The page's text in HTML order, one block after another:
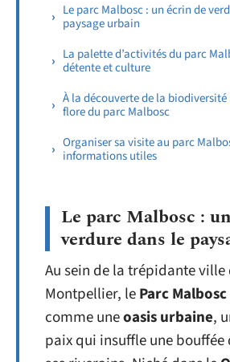
Le parc Malbosc : un écrin de
paysage urbain
La palette d’activités du parc
détente et culture
À la découverte de la
flore du parc Malbosc
Organiser sa visite au parc
informations utiles
Le parc Malbosc :
verdure dans le
Au sein de la trépidante ville
Montpellier, leParc Malbosc
comme uneoasis urbaine,
paix qui insuffle une bouffée